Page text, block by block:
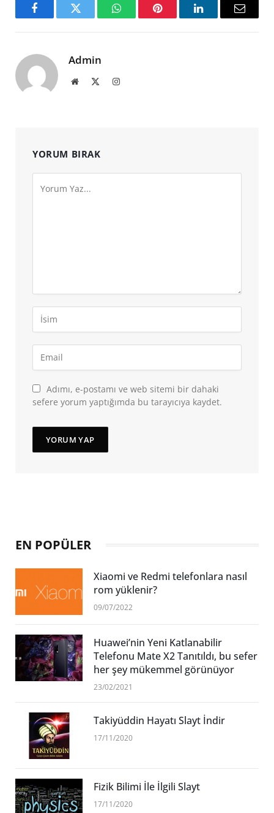
FacebookTwitter WhatsAppPinterest LinkedInEmail
Admin
Website Instagram
YORUM BIRAK
Adımı, e-postamı ve web sitemi bir dahaki
sefere yorum yaptığımda bu tarayıcıya kaydet.
EN POPÜLER
Xiaomi ve Redmi telefonlara nasıl
rom yüklenir?
09/07/2022
Huawei’nin Yeni Katlanabilir
Telefonu Mate X2 Tanıtıldı, bu sefer
her şey mükemmel görünüyor
23/02/2021
Takiyüddin Hayatı Slayt İndir
17/11/2020
Fizik Bilimi İle İlgili Slayt
17/11/2020